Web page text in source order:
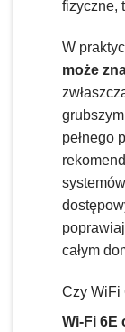
fizyczne,
W
może
pełnego
całym
Czy WiFi
Wi-Fi 6E